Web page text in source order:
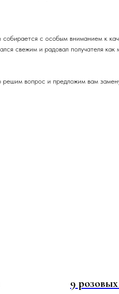
с особым вниманием к
свежим и радовал получателя
вопрос и предложим вам
9